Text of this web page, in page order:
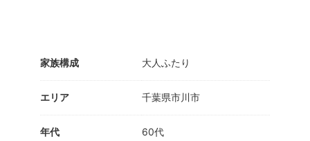
家族構成 大人ふたり
エリア 千葉県市川市
年代 60代